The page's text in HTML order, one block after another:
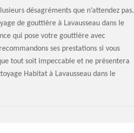
désagréments que n’attendez pas.
de gouttière à Lavausseau dans le
qui pose votre gouttière avec
ses prestations si vous
tout soit impeccable et ne présentera
Habitat à Lavausseau dans le